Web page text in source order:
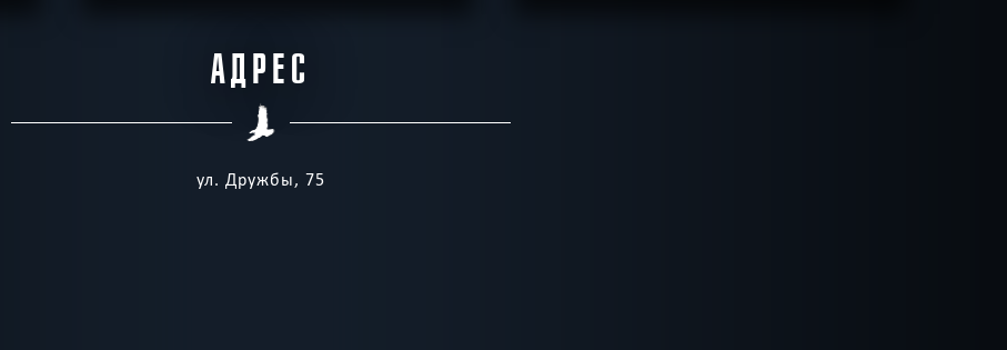
ХОЧУ ПРОЙТИ | КВЕСТ ПРОЙДЕН
АДРЕС
ул. Дружбы, 75